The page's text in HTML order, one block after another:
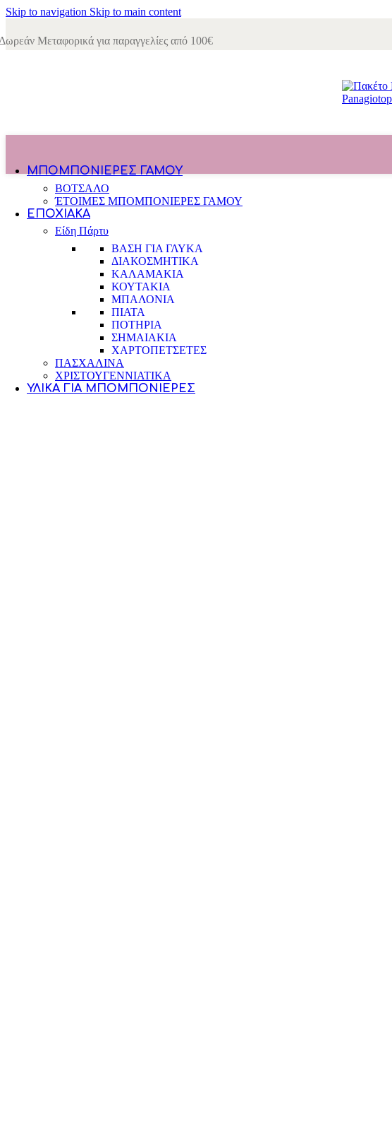
Skip to navigation Skip to main content
Μεταφορικά για παραγγελίες από 100€
ΚΕΡΑΜΙΚΕΣ
ΚΟΥΜΠΑΡΑΔΕΣ
ΛΟΥΤΡΙΝΑ
ΠΟΥΓΚΙΑ-ΤΣΑΝΤΑΚΙΑ-ΜΑΞΙΛΑΡΙΑ
ΜΠΟΜΠΟΝΙΈΡΕΣ ΓΆΜΟΥ
ΒΟΤΣΑΛΟ
ΈΤΟΙΜΕΣ ΜΠΟΜΠΟΝΙΕΡΕΣ ΓΑΜΟΥ
ΕΠΟΧΙΑΚΆ
Είδη Πάρτυ
ΒΑΣΗ ΓΙΑ ΓΛΥΚΑ
ΔΙΑΚΟΣΜΗΤΙΚΑ
ΚΑΛΑΜΑΚΙΑ
ΚΟΥΤΑΚΙΑ
ΜΠΑΛΟΝΙΑ
ΠΙΑΤΑ
ΠΟΤΗΡΙΑ
ΣΗΜΑΙΑΚΙΑ
ΧΑΡΤΟΠΕΤΣΕΤΕΣ
ΠΑΣΧΑΛΙΝΑ
ΧΡΙΣΤΟΥΓΕΝΝΙΑΤΙΚΑ
ΥΛΙΚΆ ΓΙΑ ΜΠΟΜΠΟΝΙΈΡΕΣ